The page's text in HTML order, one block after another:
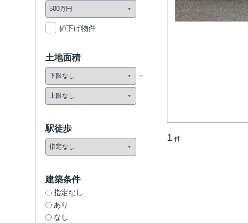
1 件
値下げ物件
土地面積
駅徒歩
建築条件
指定なし
あり
なし